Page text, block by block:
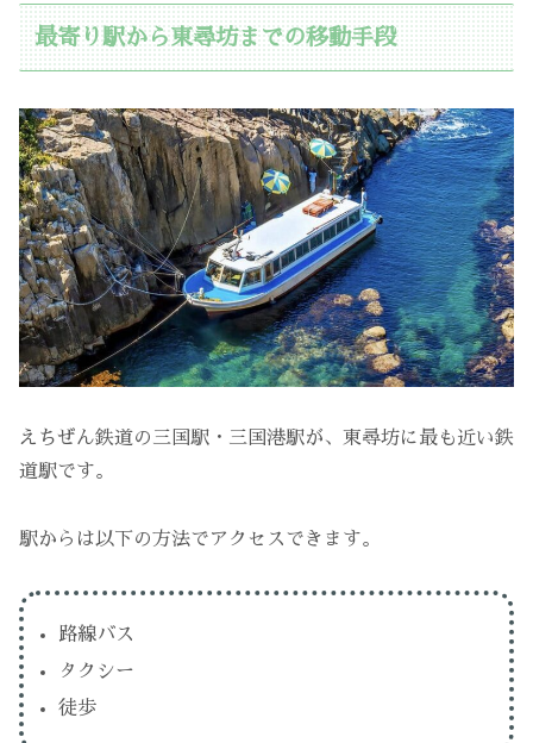
最寄り駅から東尋坊までの移動手段
えちぜん鉄道の三国駅・三国港駅が、東尋坊に最も近い鉄
道駅です。
駅からは以下の方法でアクセスできます。
路線バス
タクシー
徒歩